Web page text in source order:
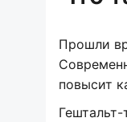
Прошли
повысит